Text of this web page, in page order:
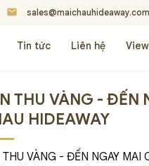
mail sales@maichauhideaway.com
Tin tức Liên hệ
THU VÀNG - ĐẾN
HIDEAWAY
THU VÀNG - ĐẾN NGAY MAI